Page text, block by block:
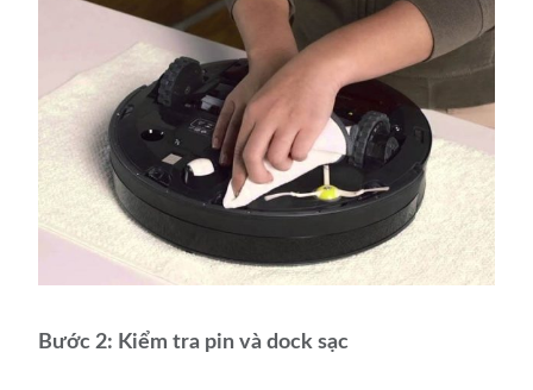
Bước 2: Kiểm tra pin và dock sạc